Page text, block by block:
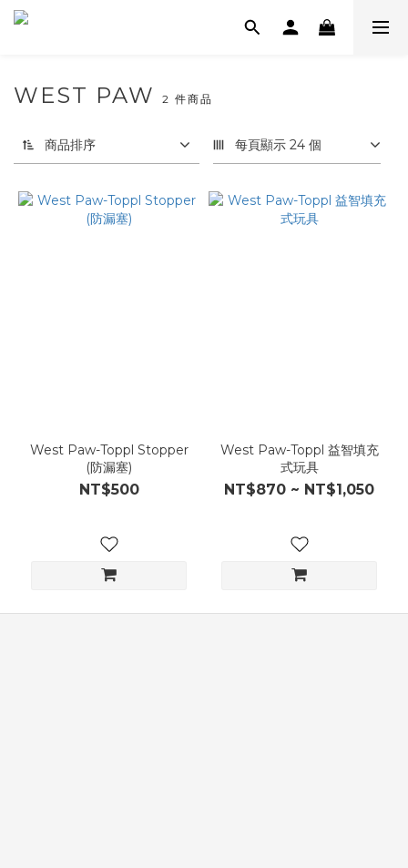
WEST PAW 2 件商品
商品排序 每頁顯示 24 個
West Paw-Toppl Stopper
(防漏塞)
NT$500
West Paw-Toppl 益智填充
式玩具
NT$870 ~ NT$1,050